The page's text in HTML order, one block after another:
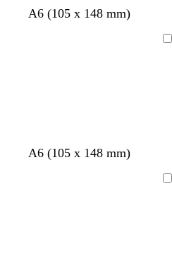
A6 (105 x 148 mm)
a
b
v
tc
A6 (105 x 148 mm)